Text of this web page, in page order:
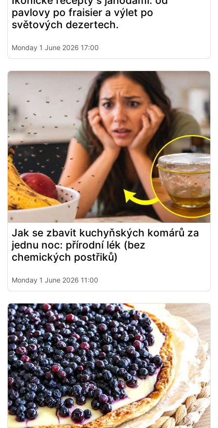
pavlovy po fraisier a výlet po
světových dezertech.
Monday 1 June 2026 17:00
Jak se zbavit kuchyňských komárů za
jednu noc: přírodní lék (bez
chemických postřiků)
Monday 1 June 2026 11:00